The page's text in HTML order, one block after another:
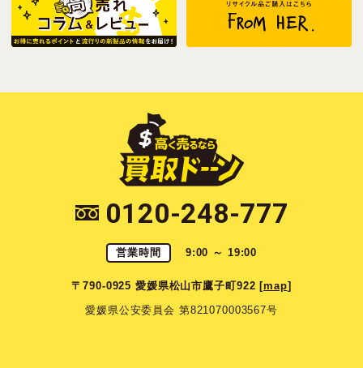
0120-248-777
営業時間 9:00 ～ 19:00
〒790-0925 愛媛県松山市鷹子町922 [map]
愛媛県公安委員会 第821070003567号